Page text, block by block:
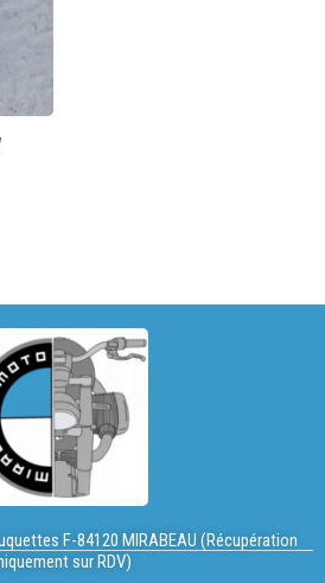
F-84120 MIRABEAU (Récupération
sur RDV)